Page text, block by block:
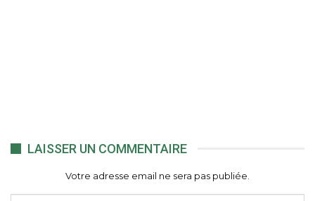
LAISSER UN COMMENTAIRE
Votre adresse email ne sera pas publiée.